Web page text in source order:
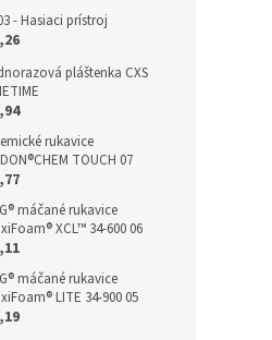
- Hasiaci prístroj
pláštenka CXS
rukavice
TOUCH 07
máčané rukavice
XCL™ 34-600 06
máčané rukavice
LITE 34-900 05